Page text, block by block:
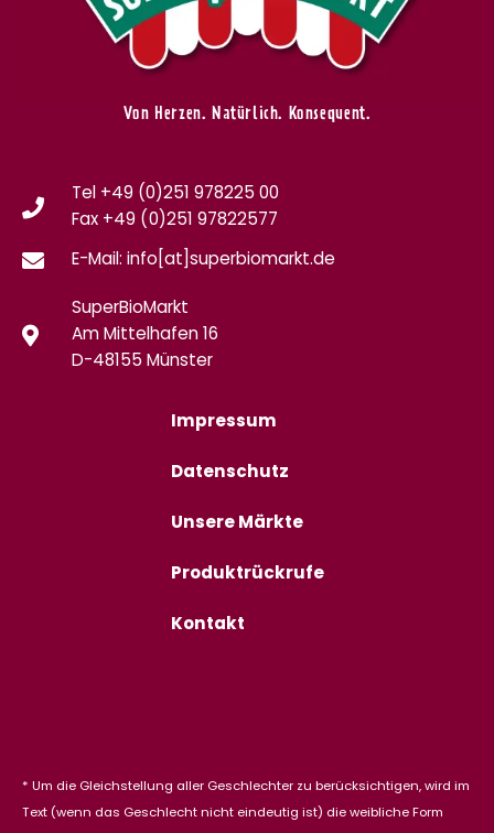
Von Herzen. Natürlich. Konsequent.
Tel +49 (0)251 978225 00
Fax +49 (0)251 97822577
E-Mail: info[at]superbiomarkt.de
SuperBioMarkt
Am Mittelhafen 16
D-48155 Münster
Impressum
Datenschutz
Unsere Märkte
Produktrückrufe
Kontakt
* Um die Gleichstellung aller Geschlechter zu berücksichtigen, wird im
Text (wenn das Geschlecht nicht eindeutig ist) die weibliche Form